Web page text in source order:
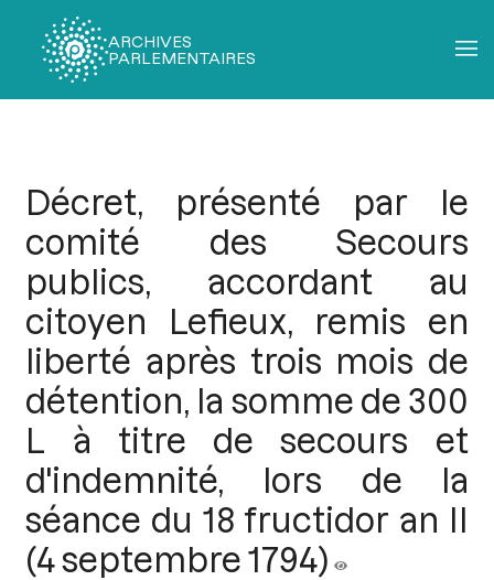
ARCHIVES
PARLEMENTAIRES
Décret, présenté par le
comité des Secours
publics, accordant au
citoyen Lefieux, remis en
liberté après trois mois de
détention, la somme de 300
L à titre de secours et
d'indemnité, lors de la
séance du 18 fructidor an II
(4 septembre 1794)